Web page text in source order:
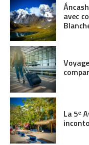
avec
La 5ᵉ